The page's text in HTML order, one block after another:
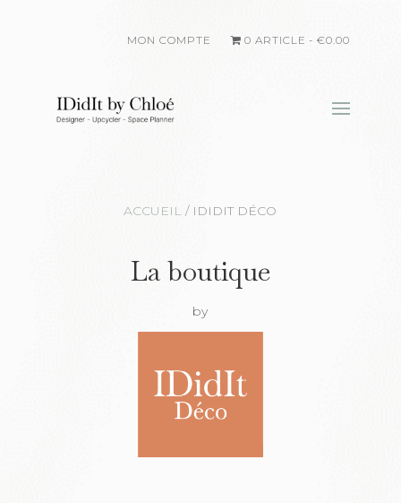
MON COMPTE 0 ARTICLE €0.00
ACCUEIL / IDIDIT DÉCO
La boutique
by